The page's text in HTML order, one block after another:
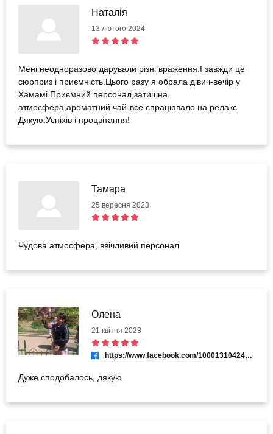
Наталія
13 лютого 2024
Мені неодноразово дарували різні враження.І завжди це
сюрприз і приємність.Цього разу я обрала дівич-вечір у
Хамамі.Приємний персонал,затишна
атмосфера,ароматний чай-все спрацювало на релакс.
Дякую.Успіхів і процвітання!
Тамара
25 вересня 2023
Чудова атмосфера, ввічливий персонал
Олена
21 квітня 2023
https://www.facebook.com/100013104247446
Дуже сподобалось, дякую